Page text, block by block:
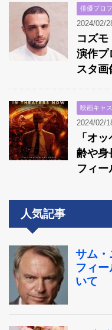
俳優プロ
2024/02/
コズモ
演作プ
スタ画
映画キャ
2024/02/
「オ
齢や身
フィー
人気記事